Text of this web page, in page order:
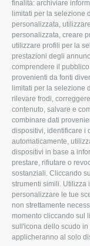
finalità: archiviare
limitati per la selezione
personalizzata,
personalizzata, creare
utilizzare profili per la
prestazioni degli
comprendere il
provenienti da fonti
limitati per la selezione
rilevare frodi,
contenuto, salvare e
combinare dati
dispositivi, identificare i
automaticamente,
dispositivi in base a
prestare, rifiutare o
sostanziali. Cliccando
strumenti simili. Utilizza
personalizzare le tue
non strettamente
momento cliccando sul
sull'icona dello scudo in
applicheranno al solo
Missione e
Organigramma
I Nostri Servizi
Uffici della Sede
provinciale
Le Sedi di Zona
Agricoltori S.r.l.
Whistleblowing
Confagricoltura
Agricoltori srl